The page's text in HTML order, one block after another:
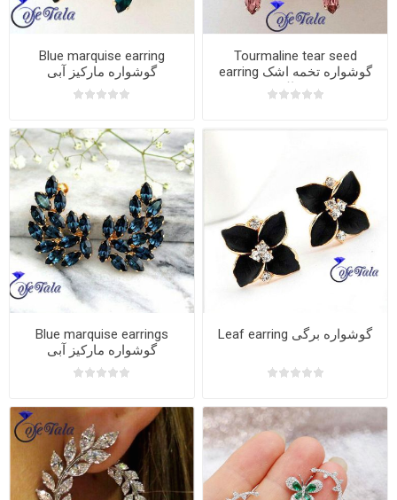
Blue marquise earring
گوشواره مارکیز آبی
Tourmaline tear seed
earring گوشواره تخمه اشک
تورمالین
Blue marquise earrings
گوشواره مارکیز آبی
Leaf earring گوشواره برگی